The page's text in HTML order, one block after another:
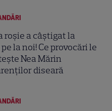
roșie a câștigat la
la noi! Ce provocări le
Nea Mărin
diseară